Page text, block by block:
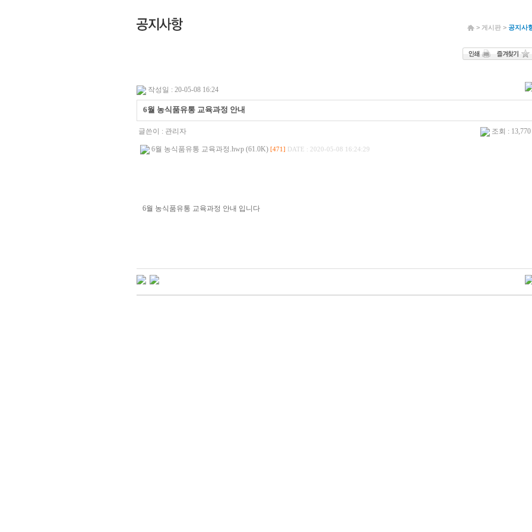
> 게시판 > 공지사
작성일 : 20-05-08 16:24
6월 농식품유통 교육과정 안내
글쓴이 : 관리자 조회 :
6월 농식품유통 교육과정.hwp (61.0K) [471] DATE : 2020-05-08 16:24:29
6월 농식품유통 교육과정 안내 입니다